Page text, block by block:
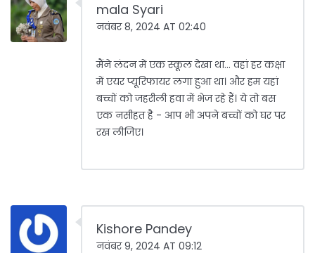
mala Syari
नवंबर 8, 2024 AT 02:40
मैंने लंदन में एक स्कूल देखा था... वहां हर कक्षा
में एयर प्यूरिफायर लगा हुआ था। और हम यहां
बच्चों को जहरीली हवा में भेज रहे हैं। ये तो बस
एक नसीहत है - आप भी अपने बच्चों को घर पर
रख लीजिए।
Kishore Pandey
नवंबर 9, 2024 AT 09:12